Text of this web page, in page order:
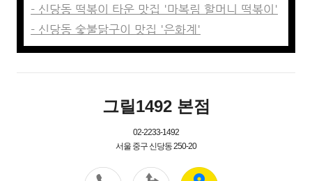
- 신당동 떡볶이 타운 맛집 '마복림 할머니 떡볶이'
- 신당동 숯불닭구이 맛집 '은화계'